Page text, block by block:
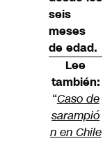
seis
meses
de edad.
Lee
también:
“Caso de
sarampió
n en Chile